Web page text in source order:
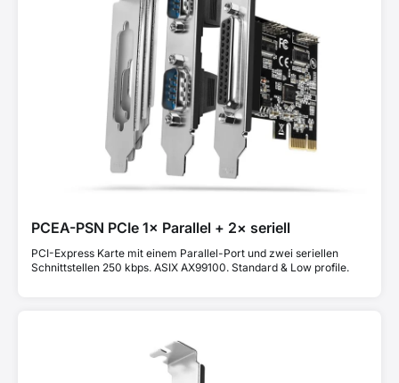
PCEA-PSN PCIe 1× Parallel + 2× seriell
PCI-Express Karte mit einem Parallel-Port und zwei seriellen
Schnittstellen 250 kbps. ASIX AX99100. Standard & Low profile.